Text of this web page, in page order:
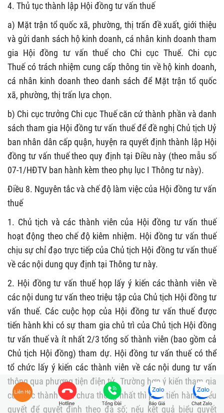
4. Thủ tục thành lập Hội đồng tư vấn thuế
a) Mặt trận tổ quốc xã, phường, thị trấn đề xuất, giới thiệu
và gửi danh sách hộ kinh doanh, cá nhân kinh doanh tham
gia Hội đồng tư vấn thuế cho Chi cục Thuế. Chi cục
Thuếcó trách nhiệm cung cấp thông tin về hộ kinh doanh,
cá nhân kinh doanh theo danh sách để Mặt trận tổ quốc
xã, phường, thị trấn lựa chọn.
b) Chi cục trưởng Chi cục Thuế căn cứ thành phần và danh
sách tham gia Hội đồng tư vấn thuế để đề nghị Chủ tịch Uỷ
ban nhân dân cấp quận, huyện ra quyết định thành lập Hội
đồng tư vấn thuế theo quy định tại Điều này (theo mẫu số
07-1/HĐTV ban hành kèm theo phụ lục I Thông tư này).
Điều 8. Nguyên tắc và chế độ làm việc của Hội đồng tư vấn
thuế
1. Chủ tịch và các thành viên của Hội đồng tư vấn thuế
hoạt động theo chế độ kiêm nhiệm. Hội đồng tư vấn thuế
chịu sự chỉ đạo trực tiếp của Chủ tịch Hội đồng tư vấn thuế
về các nội dung quy định tại Thông tư này.
2. Hội đồng tư vấn thuế họp lấy ý kiến các thành viên về
các nội dung tư vấn theo triệu tập của Chủ tịch Hội đồng tư
vấn thuế. Các cuộc họp của Hội đồng tư vấn thuế được
tiến hành khi có sự tham gia chủ trì của Chủ tịch Hội đồng
tư vấn thuế và ít nhất 2/3 tổng số thành viên (bao gồm cả
Chủ tịch Hội đồng) tham dự. Hội đồng tư vấn thuế có thể
tổ chức lấy ý kiến các thành viên về các nội dung tư vấn
thông qua phương tiện điện tử.Trường hợp ý kiến tham gia
của các thành viên chưa thống nhất thì phải tiến hành biểu
quyết để quyết định theo đa số; nếu kết quả biểu quyết